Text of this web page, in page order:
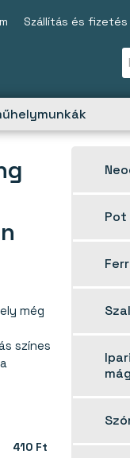
Szállítás és fizetés
még
színes
410 Ft
Pot